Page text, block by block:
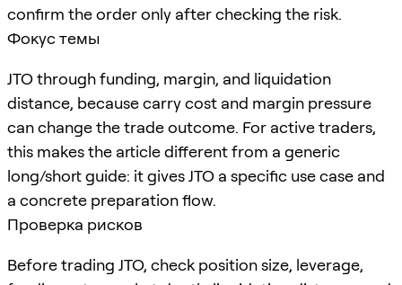
confirm the order only after checking the risk.
Фокус темы
JTO through funding, margin, and liquidation
distance, because carry cost and margin pressure
can change the trade outcome. For active traders,
this makes the article different from a generic
long/short guide: it gives JTO a specific use case and
a concrete preparation flow.
Проверка рисков
Before trading JTO, check position size, leverage,